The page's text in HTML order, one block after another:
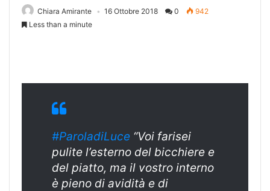
Chiara Amirante 16 Ottobre 2018 0
942
Less than a minute
#ParoladiLuce “Voi farisei
pulite l’esterno del bicchiere e
del piatto, ma il vostro interno
è pieno di avidità e di